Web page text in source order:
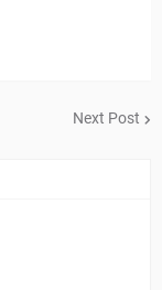
Next Post